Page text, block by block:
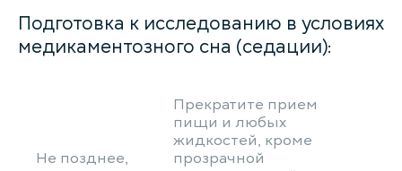
Подготовка к исследованию в условиях
медикаментозного сна (седации):
Не позднее,
Прекратите прием
пищи и любых
жидкостей, кроме
прозрачной